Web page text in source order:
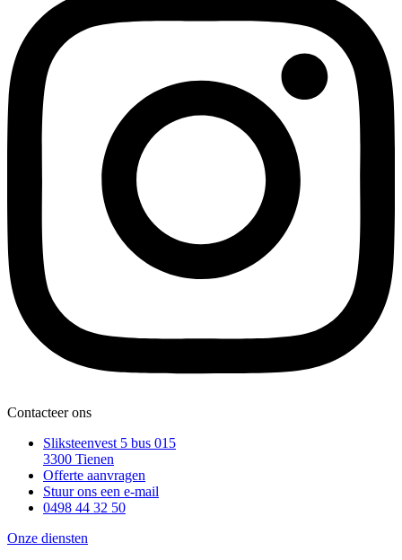
Contacteer ons
Sliksteenvest 5 bus 015
3300 Tienen
Offerte aanvragen
Stuur ons een e-mail
0498 44 32 50
Onze diensten